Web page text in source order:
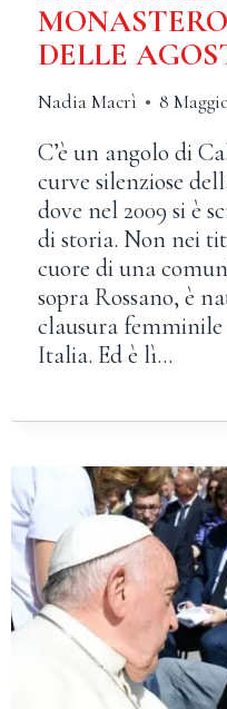
DELLE
Nadia Macrì 8
C’è un angolo di
curve silenziose
dove nel 2009 si è
di storia. Non nei
cuore di una
sopra Rossano, è
clausura femminile
Italia. Ed è lì…